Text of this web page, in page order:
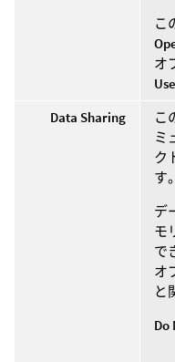
こ
オ
Data Sharing
こ
ミ
ク
す。
デ
モ
で
オ
と
Do